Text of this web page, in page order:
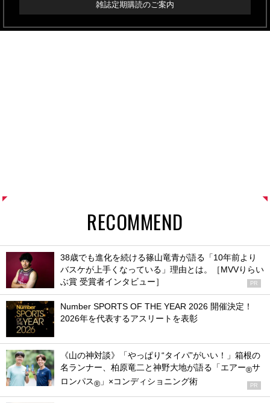
雑誌定期購読のご案内
RECOMMEND
38歳でも進化を続ける篠山竜青が語る「10年前より
バスケが上手くなっている」理由とは。［MVVりらい
ぶ賞 受賞者インタビュー］
PR
Number SPORTS OF THE YEAR 2026 開催決定！
2026年を代表するアスリートを表彰
《山の神対談》「やっぱり“タイパ”がいい！」箱根の
名ランナー、柏原竜二と神野大地が語る「エアー®サ
ロンパス® 」×コンディショニング術 PR